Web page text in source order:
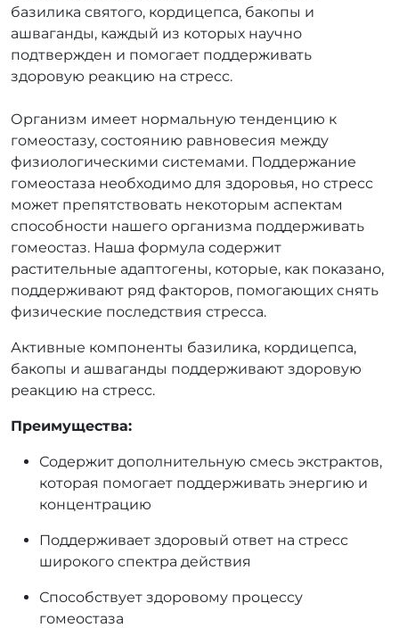
базилика святого, кордицепса, бакопы и
ашваганды, каждый из которых научно
подтвержден и помогает поддерживать
здоровую реакцию на стресс.
Организм имеет нормальную тенденцию к
гомеостазу, состоянию равновесия между
физиологическими системами. Поддержание
гомеостаза необходимо для здоровья, но стресс
может препятствовать некоторым аспектам
способности нашего организма поддерживать
гомеостаз. Наша формула содержит
растительные адаптогены, которые, как показано,
поддерживают ряд факторов, помогающих снять
физические последствия стресса.
Активные компоненты базилика, кордицепса,
бакопы и ашваганды поддерживают здоровую
реакцию на стресс.
Преимущества:
Содержит дополнительную смесь экстрактов,
которая помогает поддерживать энергию и
концентрацию
Поддерживает здоровый ответ на стресс
широкого спектра действия
Способствует здоровому процессу
гомеостаза